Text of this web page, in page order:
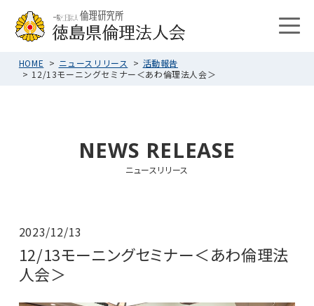
HOME ニュースリリース
活動報告
12/13モーニングセミナー＜あわ倫理法人会＞
NEWS RELEASE
ニュースリリース
2023/12/13
12/13モーニングセミナー＜あわ倫理法
人会＞